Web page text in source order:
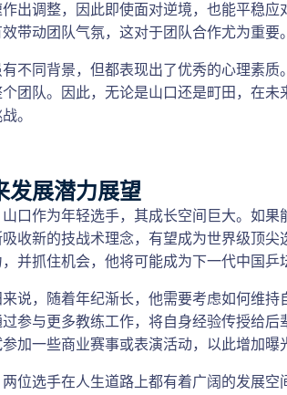
出调整，因此即使面对逆境，也能平稳
带动团队气氛，这对于团队合作尤为重要。
不同背景，但都表现出了优秀的心理素
团队。因此，无论是山口还是町田，在
。
发展潜力展望
口作为年轻选手，其成长空间巨大。如
收新的技战术理念，有望成为世界级顶
并抓住机会，他将可能成为下一代中国乒
说，随着年纪渐长，他需要考虑如何维
参与更多教练工作，将自身经验传授给后
加一些商业赛事或表演活动，以此增加曝
位选手在人生道路上都有着广阔的发展